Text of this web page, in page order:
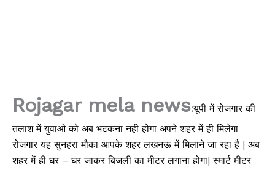
Rojagar mela news:यूपी में रोजगार की
तलाश में युवाओ को अब भटकना नही होगा अपने शहर में ही मिलेगा
रोजगार यह सुनहरा मौका आपके शहर लखनऊ में मिलाने जा रहा है | अब
शहर में ही घर – घर जाकर बिजली का मीटर लगाना होगा| स्मार्ट मीटर